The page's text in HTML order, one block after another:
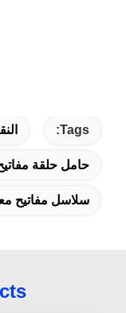
Tags:
حامل حلقة
سلاسل مفاتيح